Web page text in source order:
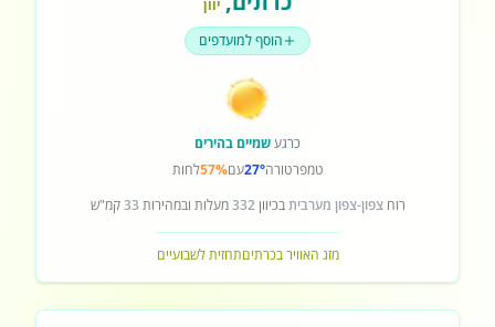
יוון
הוסף למועדפים
כרגעשמיים בהירים
טמפרטורה27°עם57%לחות
רוחצפון-צפון מערביתבכיוון332מעלות ובמהירות 33קמ"ש
מזג האוויר בכרתיםתחזית לשבועיים